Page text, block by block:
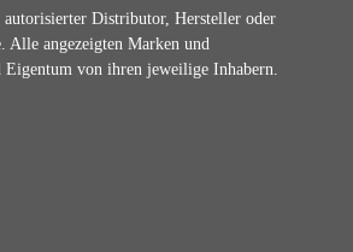
Distributor, Hersteller oder
Alle angezeigten Marken und
von ihren jeweilige Inhabern.